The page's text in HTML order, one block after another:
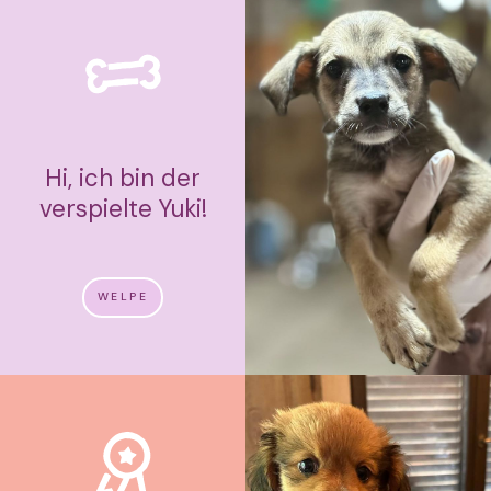
Hi, ich bin der
verspielte Yuki!
WELPE